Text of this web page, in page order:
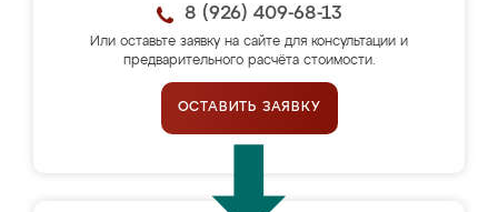
8 (926) 409-68-13
Или оставьте заявку на сайте для консультации и
предварительного расчёта стоимости.
ОСТАВИТЬ ЗАЯВКУ